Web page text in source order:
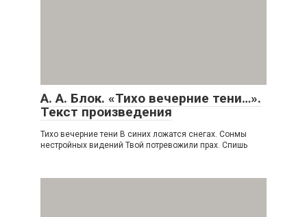
А. А. Блок. «Тихо вечерние тени…».
Текст произведения
Тихо вечерние тени В синих ложатся снегах. Сонмы
нестройных видений Твой потревожили прах. Спишь